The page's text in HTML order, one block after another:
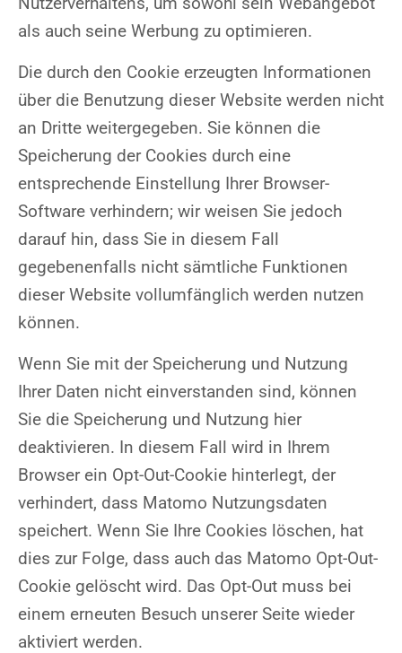
als auch seine Werbung zu optimieren.
Die durch den Cookie erzeugten Informationen
über die Benutzung dieser Website werden nicht
an Dritte weitergegeben. Sie können die
Speicherung der Cookies durch eine
entsprechende Einstellung Ihrer Browser-
Software verhindern; wir weisen Sie jedoch
darauf hin, dass Sie in diesem Fall
gegebenenfalls nicht sämtliche Funktionen
dieser Website vollumfänglich werden nutzen
können.
Wenn Sie mit der Speicherung und Nutzung
Ihrer Daten nicht einverstanden sind, können
Sie die Speicherung und Nutzung hier
deaktivieren. In diesem Fall wird in Ihrem
Browser ein Opt-Out-Cookie hinterlegt, der
verhindert, dass Matomo Nutzungsdaten
speichert. Wenn Sie Ihre Cookies löschen, hat
dies zur Folge, dass auch das Matomo Opt-Out-
Cookie gelöscht wird. Das Opt-Out muss bei
einem erneuten Besuch unserer Seite wieder
aktiviert werden.